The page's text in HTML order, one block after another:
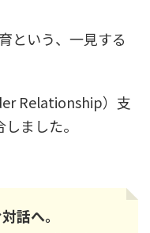
という、一見する
Relationship）支
ました。
話へ。